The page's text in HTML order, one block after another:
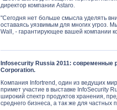
директор компании Astaro.
"Сегодня нет больше смысла уделять
оставаясь уязвимым для многих угроз.
Wall, - гарантирующее вашей компании
Infosecurity Russia 2011: современные
Corporation.
Компания Infortrend, один из ведущих
примет участие в выставке InfoSecurity
широкий спектр продуктов хранения,
среднего бизнеса, а так же для частных